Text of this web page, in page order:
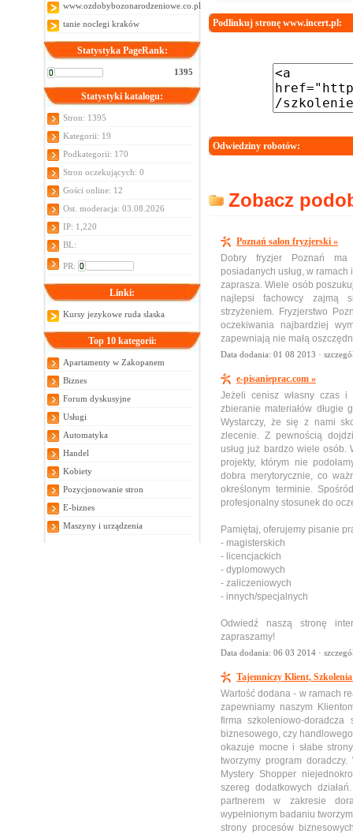
www.ozdobybozonarodzeniowe.co.pl
tanie noclegi kraków
Statystyka PageRank:
1395
Statystyki katalogu:
Stron: 1395
Kategorii: 19
Podkategorii: 170
Stron oczekujących: 0
Gości online: 12
Ost. moderacja: 03.08.2026
IP: 1,220
BL:
PR:
Linki:
Kursy jezykowe ruda slaska
Top 10 kategorii:
Apartamenty w Zakopanem
Biznes
Forum dyskusyjne
Usługi
Automatyka
Handel
Kobiety
Pozycjonowanie stron
E-biznes
Maszyny i urządzenia
Podlinkuj stronę www.incert.pl:
Odwiedziny robotów:
Zobacz
Poznań salon fryzjerski »
Dobry fryzjer Poznań
posiadanych usług, w
zaprasza. Wiele osób
najlepsi fachowcy zajmą
strzyżeniem. Fryzjerstwo
oczekiwania najbardziej
zapewniają nie małą
Data dodania: 01 08 2013 ·
e-pisanieprac.com »
Jeżeli cenisz własny czas i
zbieranie materiałów długie
Wystarczy, że się z nami
zlecenie. Z pewnością
usług już bardzo wiele osób.
projekty, którym nie
dobra merytorycznie, co
określonym terminie.
profesjonalny stosunek do
Pamiętaj, oferujemy pisanie
- magisterskich
- licencjackich
- dyplomowych
- zaliczeniowych
- innych/specjalnych
Odwiedź naszą stronę
zapraszamy!
Data dodania: 06 03 2014 ·
Tajemniczy Klient, Szkolenia
Wartość dodana - w ramach
zapewniamy naszym
firma szkoleniowo-
biznesowego, czy
okazuje mocne i słabe
tworzymy program
Mystery Shopper
szereg dodatkowych
partnerem w zakresie
wypełnionym badaniu
strony procesów